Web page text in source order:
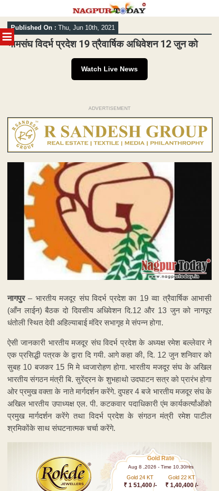
MENU
Skip
to
content
Published On : Thu, Jun 10th, 2021
भामसंघ विदर्भ प्रदेश 19 त्रैवार्षिक अधिवेशन 12 जुन को
Watch Live News
ADVERTISEMENT
नागपुर– भारतीय मजदूर संघ विदर्भ प्रदेश का 19 व्वा त्रैवार्षिक आभासी
(आँन लाईन) बैठक दो दिवसीय अधिवेशन दि.12 और 13 जुन को नागपूर
धंतोली स्थित देवी अहिल्याबाई मंदिर सभागृह मे संपन्न होगा.
ऐसी जानकारी भारतीय मजदूर संघ विदर्भ प्रदेश के अध्यक्ष रमेश बल्लेवार ने
एक प्रसिद्धी पत्रक के द्वारा दि गयी. आगे कहा की, दि. 12 जुन शनिवार को
सुबह 10 बजकर 15 मि मे ध्वजारोहण होगा. भारतीय मजदूर संघ के अखिल
भारतीय संगठन मंत्री बि. सुरेंद्रन के शुभहाथो उदघाटन सत्र को प्रारंभ होगा
ओर प्रमुख वक्ता के नाते मार्गदर्शन करेंगे. दुपहर 4 बजे भारतीय मजदूर संघ के
अखिल भारतीय उपाध्यक्ष एल. पी. कटकवार पदाधिकारी एंम कार्यकर्त्यांओंको
प्रमुख मार्गदर्शन करेंगे तथा विदर्भ प्रदेश के संगठन मंत्री रमेश पाटील
श्रमिकोंके साथ संघटनात्मक चर्चा करेंगे.
Gold Rate
Aug 8 ,2026 - Time 10.30Hrs
Gold 24 KT
₹ 1 51,400 /-
Gold 22 KT
₹ 1,40,400 /-